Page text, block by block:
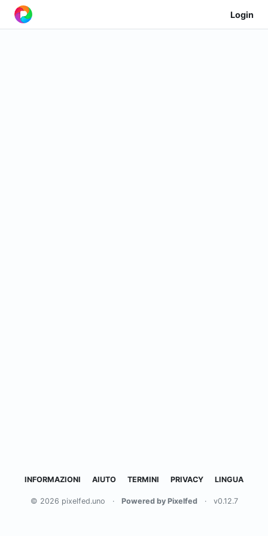
Login
INFORMAZIONI AIUTO TERMINI PRIVACY LINGUA
© 2026 pixelfed.uno · Powered by Pixelfed · v0.12.7